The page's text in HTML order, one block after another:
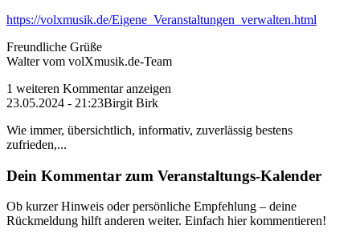
https://volxmusik.de/Eigene_Veranstaltungen_verwalten.html
Freundliche Grüße
Walter vom volXmusik.de-Team
1 weiteren Kommentar anzeigen
23.05.2024 - 21:23Birgit Birk
Wie immer, übersichtlich, informativ, zuverlässig bestens
zufrieden,...
Dein Kommentar zum Veranstaltungs-Kalender
Ob kurzer Hinweis oder persönliche Empfehlung – deine
Rückmeldung hilft anderen weiter. Einfach hier kommentieren!